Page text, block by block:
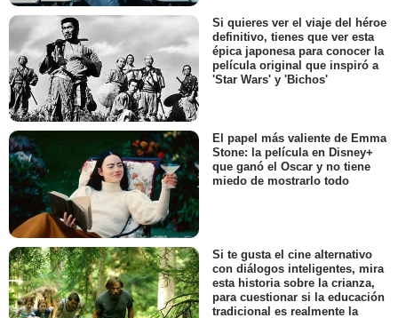
Si quieres ver el viaje del héroe
definitivo, tienes que ver esta
épica japonesa para conocer la
película original que inspiró a
'Star Wars' y 'Bichos'
El papel más valiente de Emma
Stone: la película en Disney+
que ganó el Oscar y no tiene
miedo de mostrarlo todo
Si te gusta el cine alternativo
con diálogos inteligentes, mira
esta historia sobre la crianza,
para cuestionar si la educación
tradicional es realmente la